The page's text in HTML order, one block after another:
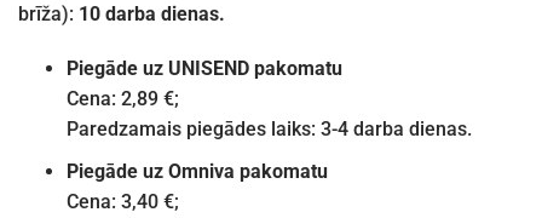
brīža): 10 darba dienas.
Piegāde uz UNISEND pakomatu
Cena: 2,89 €;
Paredzamais piegādes laiks: 3-4 darba dienas.
Piegāde uz Omniva pakomatu
Cena: 3,40 €;